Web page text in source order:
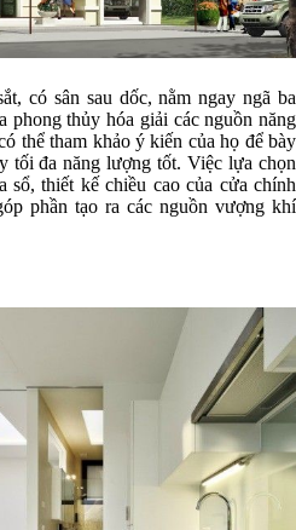
có sân sau dốc, nằm ngay ngã ba
thủy hóa giải các nguồn năng
thể tham khảo ý kiến của họ để bày
tối đa năng lượng tốt. Việc lựa chọn
sổ, thiết kế chiều cao của cửa chính
phần tạo ra các nguồn vượng khí